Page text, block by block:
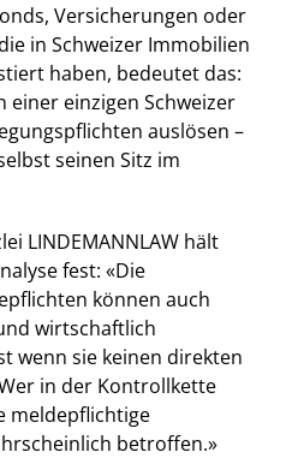
Versicherungen oder
in Schweizer Immobilien
haben, bedeutet das:
einer einzigen Schweizer
auslösen –
seinen Sitz im
LINDEMANNLAW hält
fest: «Die
können auch
wirtschaftlich
wenn sie keinen direkten
in der Kontrollkette
meldepflichtige
betroffen.»